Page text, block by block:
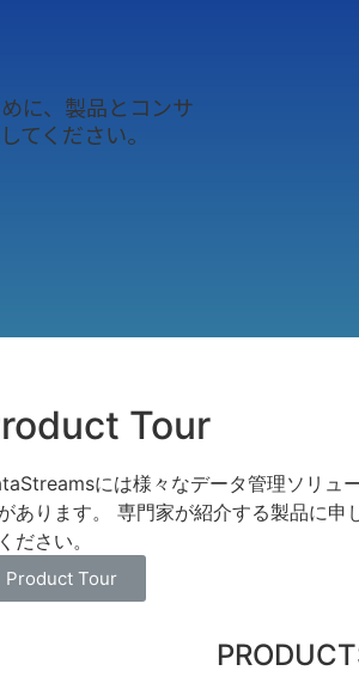
に、製品とコンサ
てください。
Tour
には様々なデータ管理ソリュ
あります。 専門家が紹介する製品に申
ださい。
Product Tour